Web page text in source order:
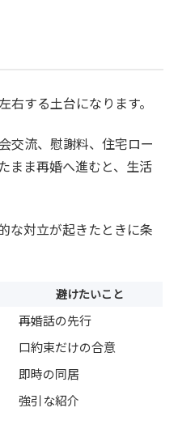
する土台になります。
交流、慰謝料、住宅ロー
まま再婚へ進むと、生活
な対立が起きたときに条
避けたいこと
再婚話の先行
口約束だけの合意
即時の同居
強引な紹介